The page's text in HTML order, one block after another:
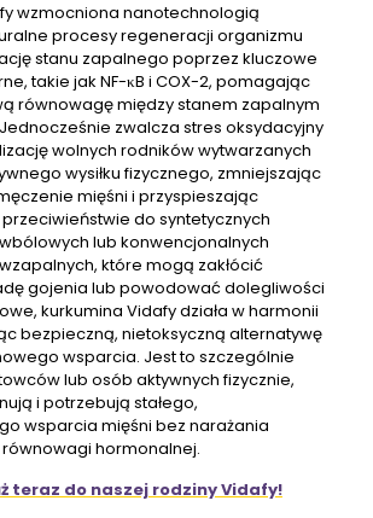
wzmocniona nanotechnologią
procesy regeneracji organizmu
stanu zapalnego poprzez kluczowe
takie jak NF-κB i COX-2, pomagając
równowagę między stanem zapalnym
zwalcza stres oksydacyjny
wolnych rodników wytwarzanych
wysiłku fizycznego, zmniejszając
mięśni i przyspieszając
do syntetycznych
lub konwencjonalnych
które mogą zakłócić
gojenia lub powodować dolegliwości
kurkumina Vidafy działa w harmonii
bezpieczną, nietoksyczną alternatywę
wsparcia. Jest to szczególnie
lub osób aktywnych fizycznie,
i potrzebują stałego,
wsparcia mięśni bez narażania
hormonalnej.
teraz do naszej rodziny Vidafy!